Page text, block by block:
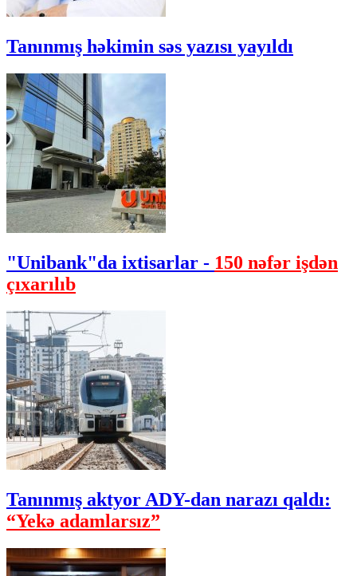
Tanınmış həkimin səs yazısı yayıldı
"Unibank"da ixtisarlar - 150 nəfər işdən
çıxarılıb
Tanınmış aktyor ADY-dan narazı qaldı:
“Yekə adamlarsız”